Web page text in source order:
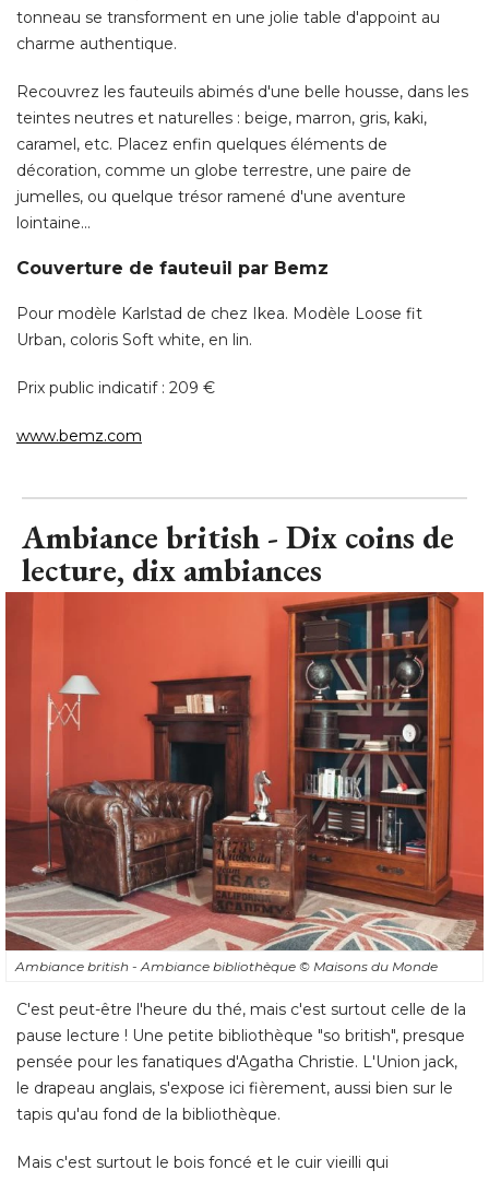
teintes neutres et naturelles : beige, marron, gris, kaki,
caramel, etc. Placez enfin quelques éléments de
jumelles, ou quelque trésor ramené d'une aventure
lointaine...
Couverture de fauteuil par Bemz
Pour modèle Karlstad de chez Ikea. Modèle Loose fit
Urban, coloris Soft white, en lin.
www.bemz.com
Ambiance british - Dix coins de
Ambiance british - Ambiance bibliothèque © Maisons du Monde
C'est peut-être l'heure du thé, mais c'est surtout celle de la
pause lecture ! Une petite bibliothèque "so british", presque
pensée pour les fanatiques d'Agatha Christie. L'Union jack,
tapis qu'au fond de la bibliothèque.
Mais c'est surtout le bois foncé et le cuir vieilli qui
reproduisent le charme d'une bibliothèque à l'anglaise. On
opte pour un fauteuil club confortable, en cuir noir ou
liseuse vintage et une table basse patinée (naturellement